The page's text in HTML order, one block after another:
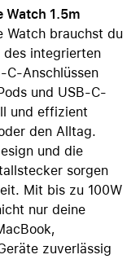
Watch 1.5m
Watch brauchst du
des integrierten
C-Anschlüssen
und USB-C-
und effizient
den Alltag.
und die
sorgen
Mit bis zu 100W
nur deine
zuverlässig